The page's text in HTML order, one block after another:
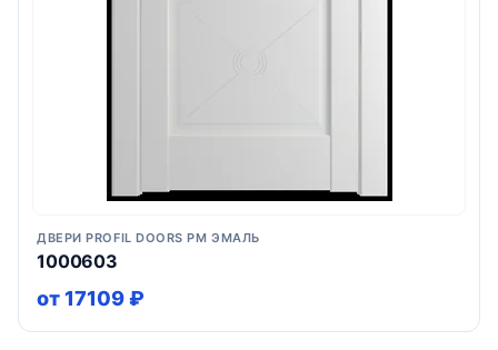
ДВЕРИ PROFIL DOORS PM ЭМАЛЬ
1000603
от 17109 ₽